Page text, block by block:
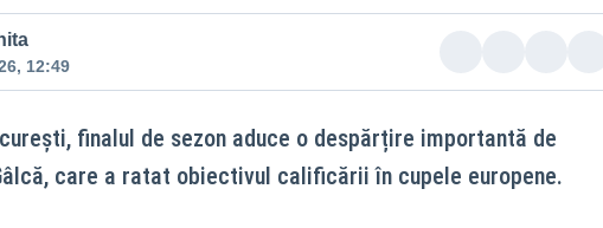
12:49
finalul de sezon aduce o despărțire importantă de
care a ratat obiectivul calificării în cupele europene.